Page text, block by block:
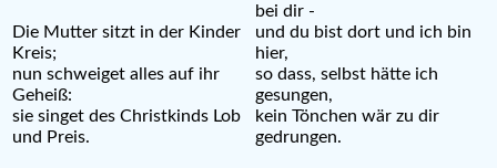
Die Mutter sitzt in der Kinder
Kreis;
nun schweiget alles auf ihr
Geheiß:
sie singet des Christkinds Lob
und Preis.
bei dir -
und du bist dort und ich bin
hier,
so dass, selbst hätte ich
gesungen,
kein Tönchen wär zu dir
gedrungen.